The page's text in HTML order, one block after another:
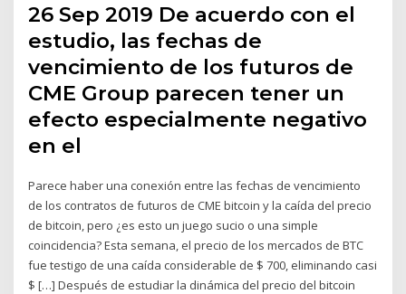
26 Sep 2019 De acuerdo con el
estudio, las fechas de
vencimiento de los futuros de
CME Group parecen tener un
efecto especialmente negativo
en el
Parece haber una conexión entre las fechas de vencimiento
de los contratos de futuros de CME bitcoin y la caída del precio
de bitcoin, pero ¿es esto un juego sucio o una simple
coincidencia? Esta semana, el precio de los mercados de BTC
fue testigo de una caída considerable de $ 700, eliminando casi
$ […] Después de estudiar la dinámica del precio del bitcoin